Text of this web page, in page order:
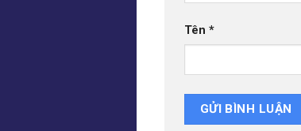
Tên *